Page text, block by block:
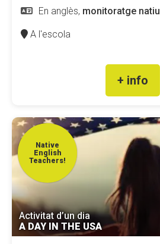
En anglès, monitoratge natiu
A l'escola
+ info
Native
English
Teachers!
Activitat d’un dia
A DAY IN THE USA
Notícies
Butlletins
COL·LABORA
Fes voluntariat
Fes un donatiu
Treballa amb nosaltres